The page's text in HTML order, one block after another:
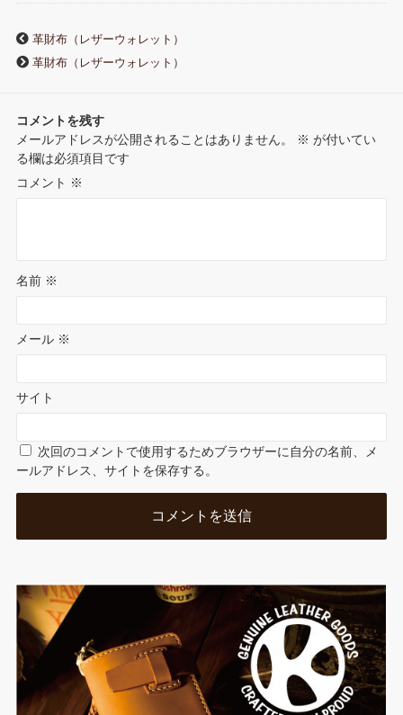
o
t
r
n
t
e
革財布（レザーウォレット）
革財布（レザーウォレット）
コメントを残す
メールアドレスが公開されることはありません。
※ が付いてい
る欄は必須項目です
コメント ※
名前 ※
メール ※
サイト
次回のコメントで使用するためブラウザーに自分の名前、メ
ールアドレス、サイトを保存する。